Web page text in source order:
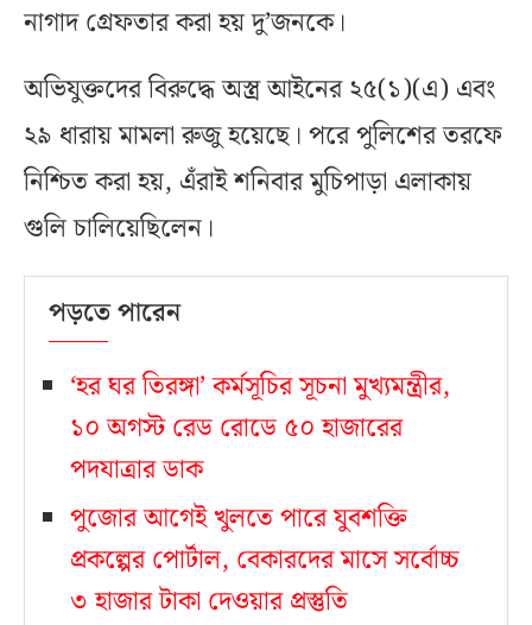
নাগাদ গ্রেফতার করা হয় দু’জনকে।
অভিযুক্তদের বিরুদ্ধে অস্ত্র আইনের ২৫(১)(এ) এবং
২৯ ধারায় মামলা রুজু হয়েছে। পরে পুলিশের তরফে
নিশ্চিত করা হয়, এঁরাই শনিবার মুচিপাড়া এলাকায়
গুলি চালিয়েছিলেন।
পড়তে পারেন
‘হর ঘর তিরঙ্গা’ কর্মসূচির সূচনা মুখ্যমন্ত্রীর,
১০ অগস্ট রেড রোডে ৫০ হাজারের
পদযাত্রার ডাক
পুজোর আগেই খুলতে পারে যুবশক্তি
প্রকল্পের পোর্টাল, বেকারদের মাসে সর্বোচ্চ
৩ হাজার টাকা দেওয়ার প্রস্তুতি